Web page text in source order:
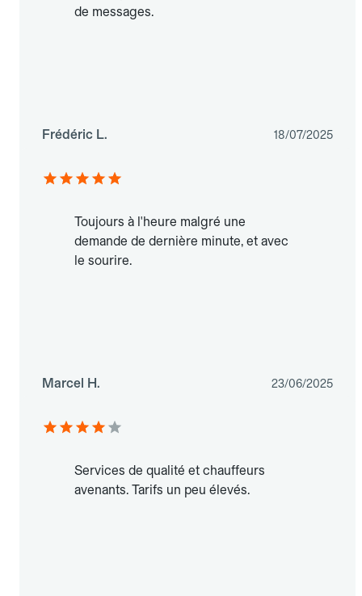
de messages.
Frédéric L. 18/07/2025
Toujours à l'heure malgré une
demande de dernière minute, et avec
le sourire.
Marcel H. 23/06/2025
Services de qualité et chauffeurs
avenants. Tarifs un peu élevés.